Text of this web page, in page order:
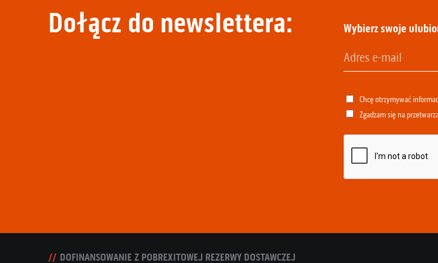
Dołącz do newslettera: Wybierz swoje
Chcę otrzymywać
Zgadzam się na
DOFINANSOWANIE Z POBREXITOWEJ REZERWY DOSTAWCZEJ